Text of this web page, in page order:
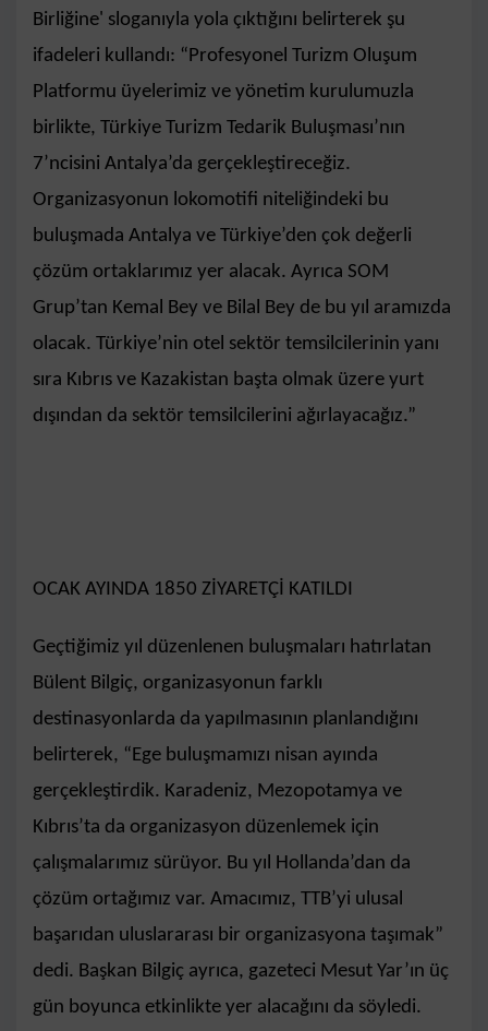
Birliğine' sloganıyla yola çıktığını belirterek şu
ifadeleri kullandı: “Profesyonel Turizm Oluşum
Platformu üyelerimiz ve yönetim kurulumuzla
birlikte, Türkiye Turizm Tedarik Buluşması’nın
7’ncisini Antalya’da gerçekleştireceğiz.
Organizasyonun lokomotifi niteliğindeki bu
buluşmada Antalya ve Türkiye’den çok değerli
çözüm ortaklarımız yer alacak. Ayrıca SOM
Grup’tan Kemal Bey ve Bilal Bey de bu yıl aramızda
olacak. Türkiye’nin otel sektör temsilcilerinin yanı
sıra Kıbrıs ve Kazakistan başta olmak üzere yurt
dışından da sektör temsilcilerini ağırlayacağız.”
OCAK AYINDA 1850 ZİYARETÇİ KATILDI
Geçtiğimiz yıl düzenlenen buluşmaları hatırlatan
Bülent Bilgiç, organizasyonun farklı
destinasyonlarda da yapılmasının planlandığını
belirterek, “Ege buluşmamızı nisan ayında
gerçekleştirdik. Karadeniz, Mezopotamya ve
Kıbrıs’ta da organizasyon düzenlemek için
çalışmalarımız sürüyor. Bu yıl Hollanda’dan da
çözüm ortağımız var. Amacımız, TTB’yi ulusal
başarıdan uluslararası bir organizasyona taşımak”
dedi. Başkan Bilgiç ayrıca, gazeteci Mesut Yar’ın üç
gün boyunca etkinlikte yer alacağını da söyledi.